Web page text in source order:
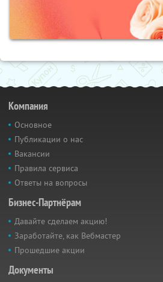
Компания
Основное
Публикации о нас
Вакансии
Правила сервиса
Ответы на вопросы
Бизнес-Партнёрам
Давайте сделаем акцию!
Заработайте, как Вебмастер
Прошедшие акции
Документы